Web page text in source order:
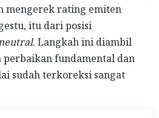
mengerek rating emiten
itu dari posisi
. Langkah ini diambil
perbaikan fundamental dan
sudah terkoreksi sangat